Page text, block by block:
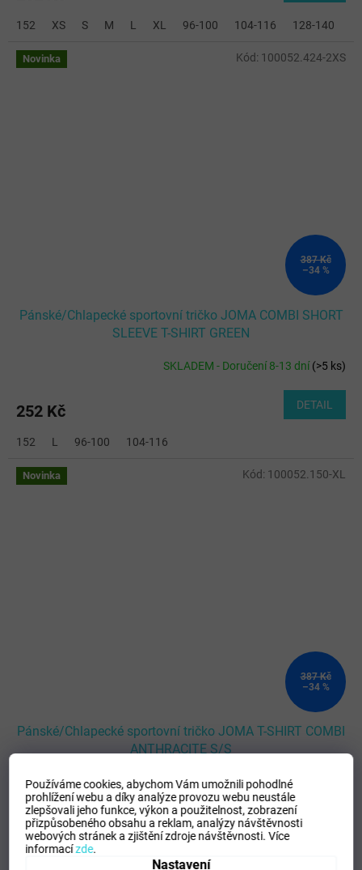
Používáme cookies, abychom Vám umožnili pohodlné
prohlížení webu a díky analýze provozu webu neustále
zlepšovali jeho funkce, výkon a použitelnost,zobrazení
přizpůsobeného obsahu a reklam, analýzy návštěvnosti
webových stránek a zjištění zdroje návštěvnosti.Více
informacízde.
Nastavení
152 XS S M L XL 96-100 104-116 128-140
Novinka
387 Kč
–34 %
Pánské/Chlapecké sportovní tričko JOMA COMBI SHORT
SLEEVE T-SHIRT GREEN
SKLADEM - Doručení 8-13 dní(>5 ks)
252 Kč DETAIL
152 L 96-100 104-116
Kód: 100052.424-2XS
Novinka
387 Kč
–34 %
Pánské/Chlapecké sportovní tričko JOMA T-SHIRT COMBI
ANTHRACITE S/S
SKLADEM - Doručení 8-13 dní
252 Kč DETAIL
96-100 104-116
Kód: 100052.150-XL